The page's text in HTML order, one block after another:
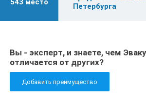
543 место
Петербурга
Вы - эксперт, и знаете, чем
отличается от других?
Добавить преимущество